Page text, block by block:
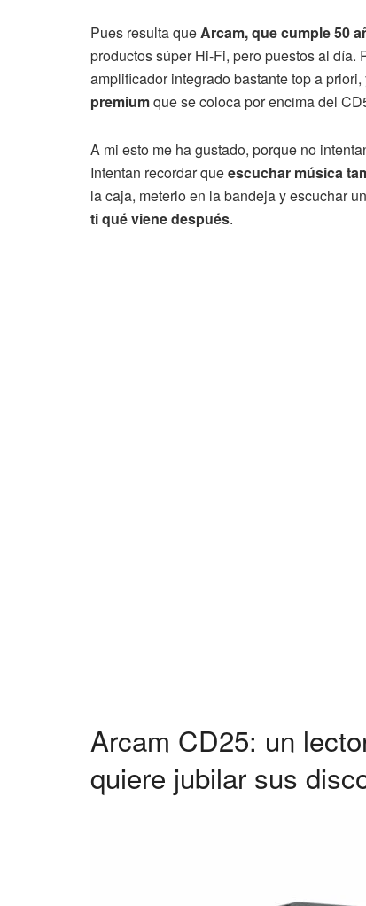
Pues resulta queArcam, que cumple 50
productos súper Hi-Fi, pero puestos al día.
amplificador integrado bastante top a priori,
premiumque se coloca por encima del
A mi esto me ha gustado, porque no
Intentan recordar queescuchar música
la caja, meterlo en la bandeja y escuchar
ti qué viene después.
Arcam CD25: un
quiere jubilar sus